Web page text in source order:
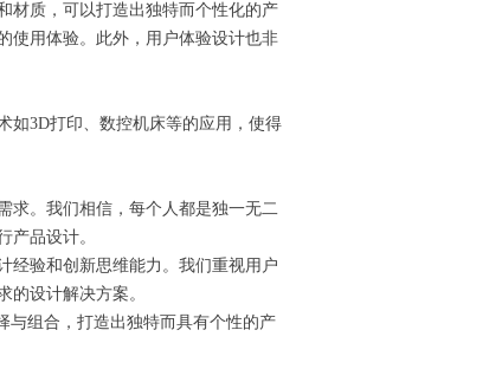
质，可以打造出独特而个性化的产
使用体验。此外，用户体验设计也非
3D打印、数控机床等的应用，使得
。我们相信，每个人都是独一无二
产品设计。
验和创新思维能力。我们重视用户
设计解决方案。
组合，打造出独特而具有个性的产